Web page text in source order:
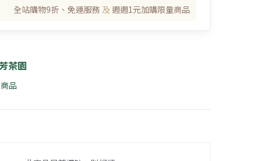
全站購物9折、免運服務 及 週週1元加購限量商品
茶園
品